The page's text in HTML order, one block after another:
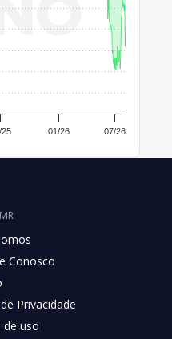
25 01/26 07/26
Conosco
Privacidade
de uso